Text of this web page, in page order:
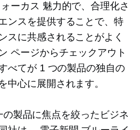
ーカス 魅力的で、合理化さ
ンスを提供することで、特
スに共感されることがよく
ページからチェックアウト
べてが 1 つの製品の独自の
中心に展開されます。
の製品に焦点を絞ったビジネ